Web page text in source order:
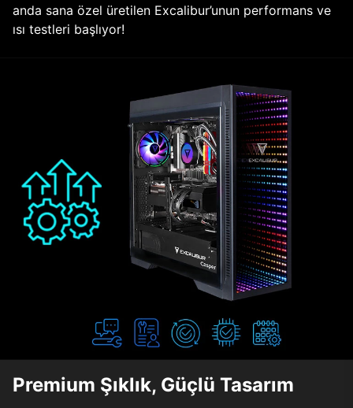
anda sana özel üretilen Excalibur’unun performans ve
ısı testleri başlıyor!
Premium Şıklık, Güçlü Tasarım